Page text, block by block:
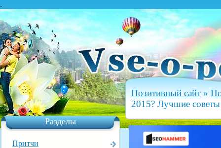
.
Разделы
Притчи
Позитивный сайт »
2015? Лучшие советы